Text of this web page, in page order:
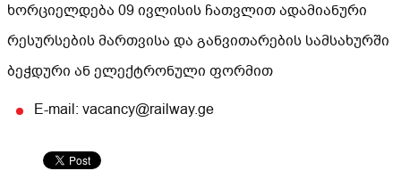
ხორციელდება 09 ივლისის ჩათვლით ადამიანური
რესურსების მართვისა და განვითარების სამსახურში
ბეჭდური ან ელექტრონული ფორმით
E-mail: vacancy@railway.ge